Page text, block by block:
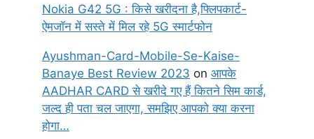
Nokia G42 5G : किसे खरीदना है,फ्लिपकार्ट-
ऐमजॉन में सस्ते में मिल रहे 5G स्मार्टफोन
Ayushman-Card-Mobile-Se-Kaise-
Banaye Best Review 2023 on आपके
AADHAR CARD से खरीदे गए हैं कितने सिम कार्ड,
जल्द ही पता चल जाएगा, समझिए आपको क्या करना
होगा…